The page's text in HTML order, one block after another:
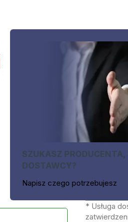
SZUKASZ PRODUCENTA,
DOSTAWCY?
Napisz czego potrzebujesz
* Usługa